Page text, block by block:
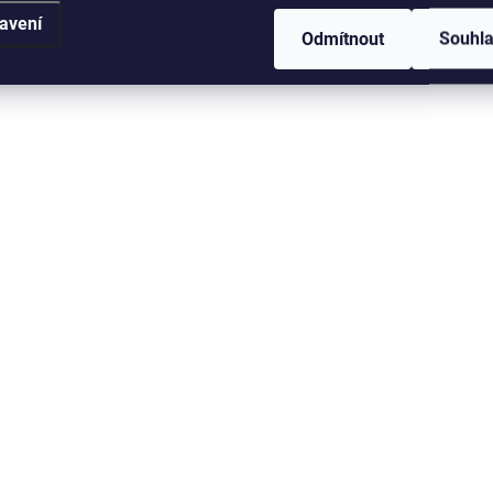
Odmítnout